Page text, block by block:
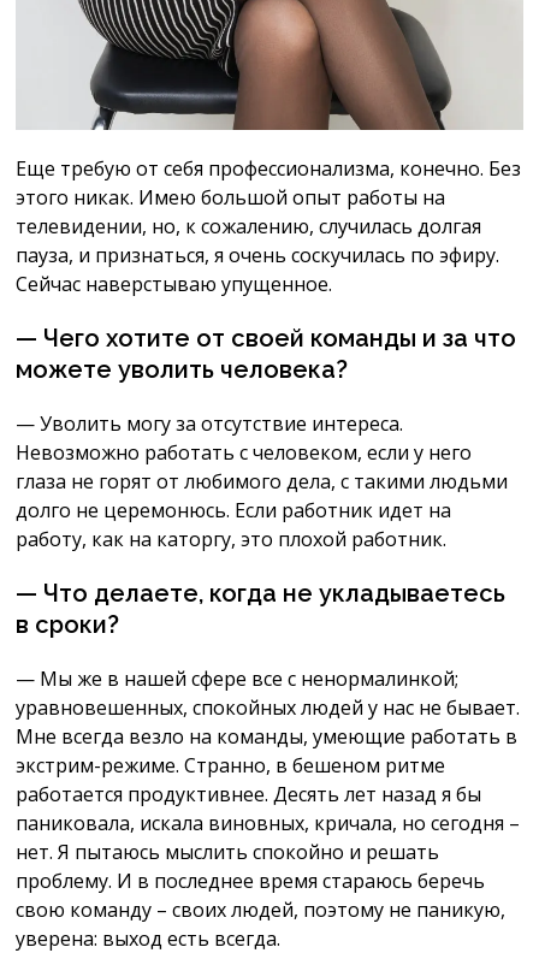
Еще требую от себя профессионализма, конечно. Без
этого никак. Имею большой опыт работы на
телевидении, но, к сожалению, случилась долгая
пауза, и признаться, я очень соскучилась по эфиру.
Сейчас наверстываю упущенное.
— Чего хотите от своей команды и за что
можете уволить человека?
— Уволить могу за отсутствие интереса.
Невозможно работать с человеком, если у него
глаза не горят от любимого дела, с такими людьми
долго не церемонюсь. Если работник идет на
работу, как на каторгу, это плохой работник.
— Что делаете, когда не укладываетесь
в сроки?
— Мы же в нашей сфере все с ненормалинкой;
уравновешенных, спокойных людей у нас не бывает.
Мне всегда везло на команды, умеющие работать в
экстрим-режиме. Странно, в бешеном ритме
работается продуктивнее. Десять лет назад я бы
паниковала, искала виновных, кричала, но сегодня –
нет. Я пытаюсь мыслить спокойно и решать
проблему. И в последнее время стараюсь беречь
свою команду – своих людей, поэтому не паникую,
уверена: выход есть всегда.